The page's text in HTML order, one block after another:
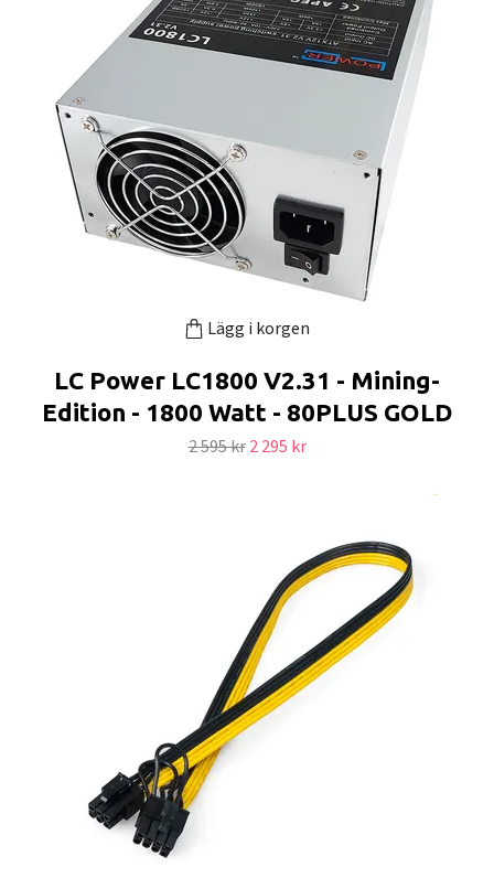
Lägg i korgen
LC Power LC1800 V2.31 - Mining-
Edition - 1800 Watt - 80PLUS GOLD
2 595 kr 2 295 kr